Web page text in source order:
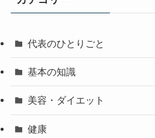
代表のひとりごと
基本の知識
美容・ダイエット
健康